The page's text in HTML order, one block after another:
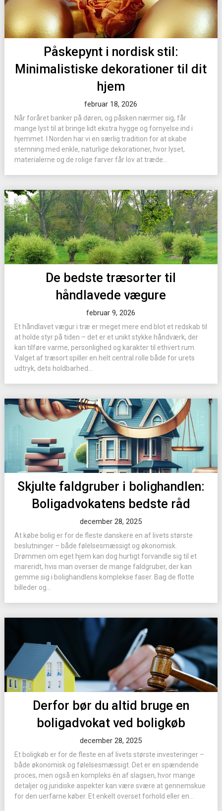
Påskepynt i nordisk stil:
Minimalistiske dekorationer til dit
hjem
februar 18, 2026
Når foråret banker på døren, og påsken nærmer sig, får
mange lyst til at bringe lidt ekstra hygge og fornyelse ind i
hjemmet. I Norden har vi en særlig tradition for at skabe
stemning med enkle, naturlige dekorationer, hvor lyset,
materialerne og de rolige farver får lov at træde...
De bedste træsorter til
håndlavede vægure
februar 9, 2026
Et håndlavet vægur i træ er meget mere end blot et redskab til
at holde styr på tiden – det er et unikt stykke håndværk, der
kan tilføre varme, personlighed og karakter til ethvert rum.
Valget af træsort spiller en helt central rolle både for urets
udtryk, dets holdbarhed...
Skjulte faldgruber i bolighandlen:
Boligadvokatens bedste råd
december 28, 2025
At købe bolig er for de fleste danskere en af livets største
beslutninger – både følelsesmæssigt og økonomisk.
Drømmen om eget hjem kan dog hurtigt forvandle sig til et
mareridt, hvis man overser de mange faldgruber, der kan
gemme sig i bolighandlens komplekse faser. Bag de flotte
billeder og...
Derfor bør du altid bruge en
boligadvokat ved boligkøb
december 28, 2025
Et boligkøb er for de fleste en af livets største investeringer –
både økonomisk og følelsesmæssigt. Det er en spændende
proces, men også en kompleks én af slagsen, hvor mange
detaljer og juridiske aspekter kan være svære at gennemskue
for den uerfarne køber. Et enkelt overset forhold eller en...